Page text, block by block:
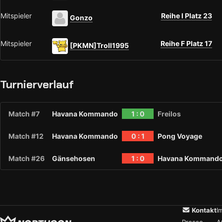
Mitspieler Gonzo Reihe I Platz 23
Mitspieler [PKMN]Troll1995 Reihe F Platz 17
Turnierverlauf
Match #7 Havana Kommando 1 : 0 Freilos
Match #12 Havana Kommando 0 : 1 Pong Voyage
Match #26 Gänsehosen 1 : 0 Havana
Kontakt